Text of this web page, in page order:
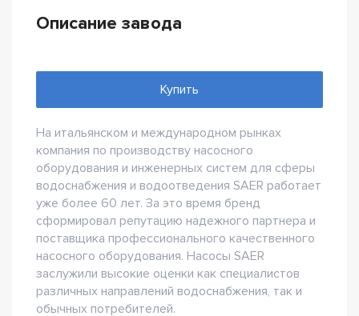
Описание завода
Купить
На итальянском и международном рынках
компания по производству насосного
оборудования и инженерных систем для сферы
водоснабжения и водоотведения SAER работает
уже более 60 лет. За это время бренд
сформировал репутацию надежного партнера и
поставщика профессионального качественного
насосного оборудования. Насосы SAER
заслужили высокие оценки как специалистов
различных направлений водоснабжения, так и
обычных потребителей.